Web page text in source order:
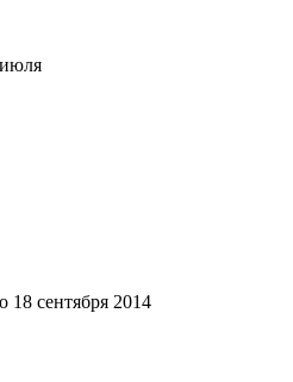
18 сентября 2014